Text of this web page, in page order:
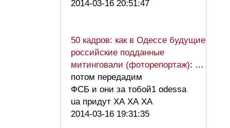
2014-03-16 20:51:47
50 кадров: как в Одессе будущие
российские подданные
митинговали (фоторепортаж): …
потом передадим
ФСБ и они за тобой1 odessa
ua придут ХА ХА ХА
2014-03-16 19:31:35